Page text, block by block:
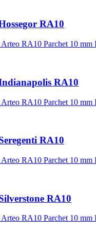
RA10
RA10 Parchet 10 mm
RA10
RA10 Parchet 10 mm
RA10
RA10 Parchet 10 mm
RA10
RA10 Parchet 10 mm